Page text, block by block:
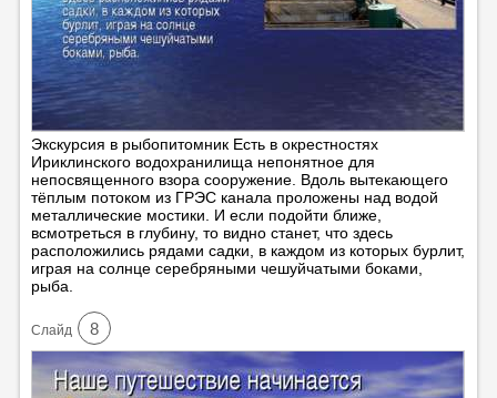
Экскурсия в рыбопитомник Есть в окрестностях
Ириклинского водохранилища непонятное для
непосвященного взора сооружение. Вдоль вытекающего
тёплым потоком из ГРЭС канала проложены над водой
металлические мостики. И если подойти ближе,
всмотреться в глубину, то видно станет, что здесь
расположились рядами садки, в каждом из которых бурлит,
играя на солнце серебряными чешуйчатыми боками,
рыба.
Cлайд 8